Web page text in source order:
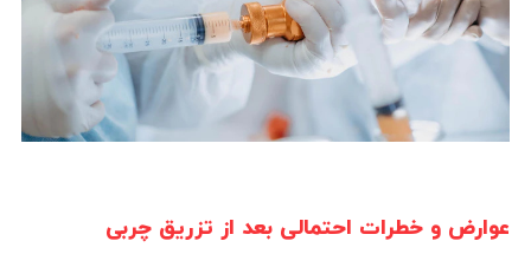
عوارض و خطرات احتمالی بعد از تزریق چربی